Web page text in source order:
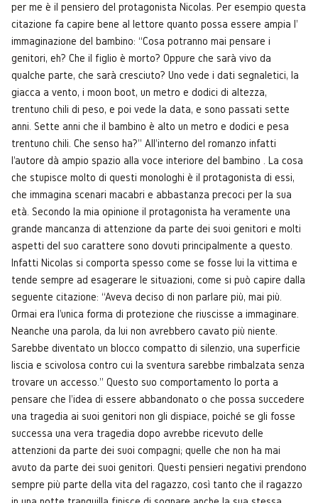
per me è il pensiero del protagonista Nicolas. Per esempio questa
citazione fa capire bene al lettore quanto possa essere ampia l'
immaginazione del bambino: “Cosa potranno mai pensare i
genitori, eh? Che il figlio è morto? Oppure che sarà vivo da
qualche parte, che sarà cresciuto? Uno vede i dati segnaletici, la
giacca a vento, i moon boot, un metro e dodici di altezza,
trentuno chili di peso, e poi vede la data, e sono passati sette
anni. Sette anni che il bambino è alto un metro e dodici e pesa
trentuno chili. Che senso ha?” All'interno del romanzo infatti
l'autore dà ampio spazio alla voce interiore del bambino . La cosa
che stupisce molto di questi monologhi è il protagonista di essi,
che immagina scenari macabri e abbastanza precoci per la sua
età. Secondo la mia opinione il protagonista ha veramente una
grande mancanza di attenzione da parte dei suoi genitori e molti
aspetti del suo carattere sono dovuti principalmente a questo.
Infatti Nicolas si comporta spesso come se fosse lui la vittima e
tende sempre ad esagerare le situazioni, come si può capire dalla
seguente citazione: “Aveva deciso di non parlare più, mai più.
Ormai era l'unica forma di protezione che riuscisse a immaginare.
Neanche una parola, da lui non avrebbero cavato più niente.
Sarebbe diventato un blocco compatto di silenzio, una superficie
liscia e scivolosa contro cui la sventura sarebbe rimbalzata senza
trovare un accesso.” Questo suo comportamento lo porta a
pensare che l'idea di essere abbandonato o che possa succedere
una tragedia ai suoi genitori non gli dispiace, poiché se gli fosse
successa una vera tragedia dopo avrebbe ricevuto delle
attenzioni da parte dei suoi compagni; quelle che non ha mai
avuto da parte dei suoi genitori. Questi pensieri negativi prendono
sempre più parte della vita del ragazzo, così tanto che il ragazzo